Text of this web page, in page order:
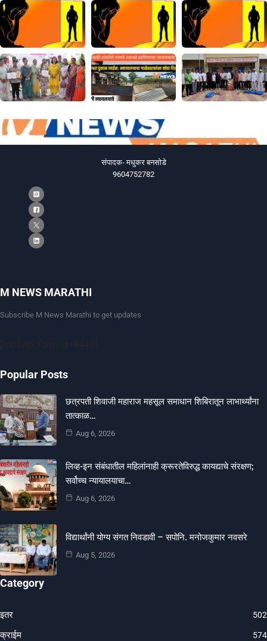
संपादक- मधुकर बनसोडे
9604752782
M NEWS MARATHI
Subscribe M News Marathi to get updates
Popular Posts
छत्रपती शिवाजी महाराज महसूल समाधान शिबिरातून लाभार्थ्यांना
तात्काळ…
Aug 6, 2026
लिव्ह-इन संबंधातील महिलांनाही क्रूरतेविरुद्ध कायद्याचे संरक्षण;
सर्वोच्च न्यायालयाचा…
Aug 6, 2026
विद्यार्थांनी योग्य संगत निवडावी – सपोनि. मनोजकुमार नवसरे
Aug 5, 2026
Category
इतर 502
क्राईम 574